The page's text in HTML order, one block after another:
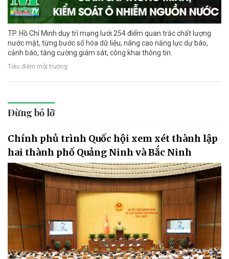
TP. Hồ Chí Minh duy trì mạng lưới 254 điểm quan trắc chất lượng
nước mặt, từng bước số hóa dữ liệu, nâng cao năng lực dự báo,
cảnh báo, tăng cường giám sát, công khai thông tin.
Tiêu điểm môi trường
Đừng bỏ lỡ
Chính phủ trình Quốc hội xem xét thành lập
hai thành phố Quảng Ninh và Bắc Ninh